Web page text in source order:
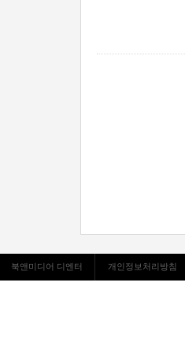
북앤미디어 디엔터 개인정보처리방침